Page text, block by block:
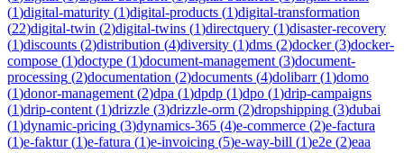
(1)digital-maturity (1)digital-products (1)digital-transformation
(22)digital-twin (2)digital-twins (1)directquery (1)disaster-recovery
(1)discounts (2)distribution (4)diversity (1)dms (2)docker(3)docker-
compose (1)doctype (1)document-management (3)document-
processing (2)documentation (2)documents (4)dolibarr(1)domo
(1)donor-management (2)dpa (1)dpdp (1)dpo (1)drip-campaigns
(1)drip-content (1)drizzle (3)drizzle-orm (2)dropshipping (3)dubai
(1)dynamic-pricing (3)dynamics-365 (4)e-commerce (2)e-factura
(1)e-faktur(1)e-fatura (1)e-invoicing (5)e-way-bill (1)e2e (2)eaa